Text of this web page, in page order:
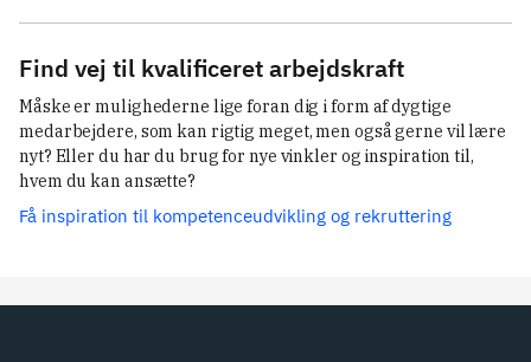
Find vej til kvalificeret arbejdskraft
Måske er mulighederne lige foran dig i form af dygtige
medarbejdere, som kan rigtig meget, men også gerne vil lære
nyt? Eller du har du brug for nye vinkler og inspiration til,
hvem du kan ansætte?
Få inspiration til kompetenceudvikling og rekruttering